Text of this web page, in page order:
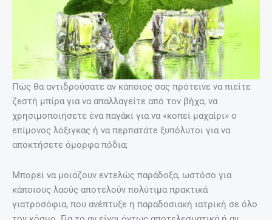
Πώς θα αντιδρούσατε αν κάποιος σας πρότεινε να πιείτε
ζεστή μπίρα για να απαλλαγείτε από τον βήχα, να
χρησιμοποιήσετε ένα παγάκι για να «κοπεί μαχαίρι» ο
επίμονος λόξιγκας ή να περπατάτε ξυπόλυτοι για να
αποκτήσετε όμορφα πόδια;
Μπορεί να μοιάζουν εντελώς παράδοξα, ωστόσο για
κάποιους λαούς αποτελούν πολύτιμα πρακτικά
γιατροσόφια, που ανέπτυξε η παραδοσιακή ιατρική σε όλο